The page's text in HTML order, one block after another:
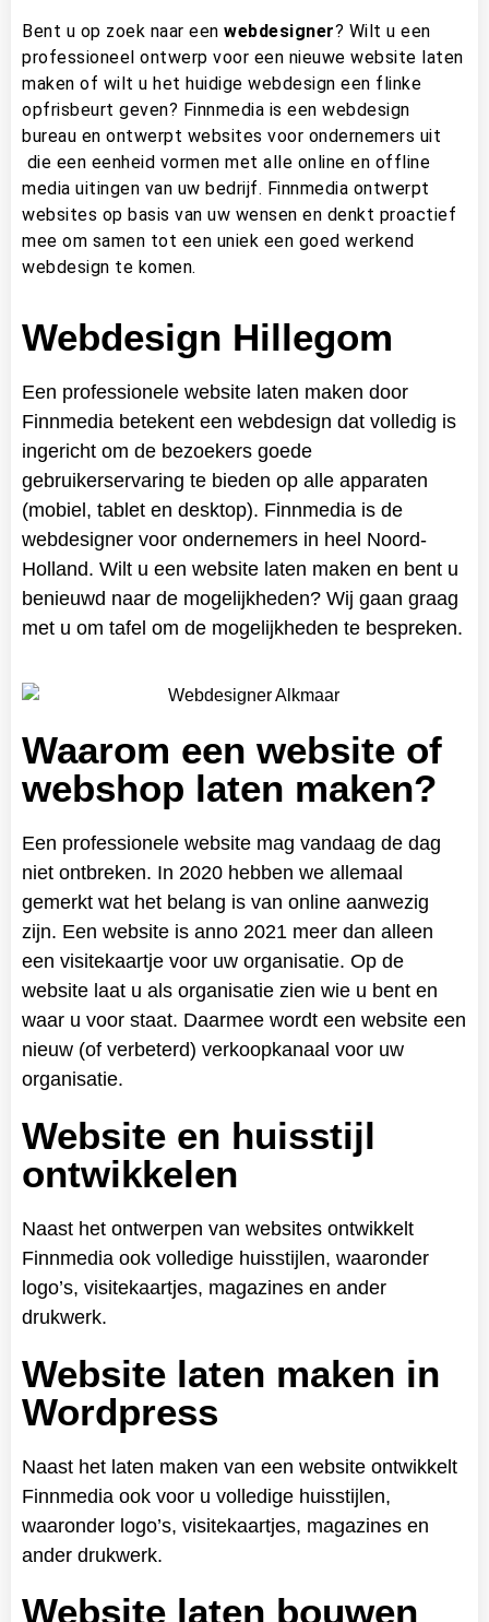
Bent u op zoek naar een webdesigner? Wilt u een
professioneel ontwerp voor een nieuwe website laten
maken of wilt u het huidige webdesign een flinke
opfrisbeurt geven? Finnmedia is een webdesign
bureau en ontwerpt websites voor ondernemers uit
die een eenheid vormen met alle online en offline
media uitingen van uw bedrijf. Finnmedia ontwerpt
websites op basis van uw wensen en denkt proactief
mee om samen tot een uniek een goed werkend
webdesign te komen.
Webdesign Hillegom
Een professionele website laten maken door
Finnmedia betekent een webdesign dat volledig is
ingericht om de bezoekers goede
gebruikerservaring te bieden op alle apparaten
(mobiel, tablet en desktop). Finnmedia is de
webdesigner voor ondernemers in heel Noord-
Holland. Wilt u een website laten maken en bent u
benieuwd naar de mogelijkheden? Wij gaan graag
met u om tafel om de mogelijkheden te bespreken.
Waarom een website of
webshop laten maken?
Een professionele website mag vandaag de dag
niet ontbreken. In 2020 hebben we allemaal
gemerkt wat het belang is van online aanwezig
zijn. Een website is anno 2021 meer dan alleen
een visitekaartje voor uw organisatie. Op de
website laat u als organisatie zien wie u bent en
waar u voor staat. Daarmee wordt een website een
nieuw (of verbeterd) verkoopkanaal voor uw
organisatie.
Website en huisstijl
ontwikkelen
Naast het ontwerpen van websites ontwikkelt
Finnmedia ook volledige huisstijlen, waaronder
logo’s, visitekaartjes, magazines en ander
drukwerk.
Website laten maken in
Wordpress
Naast het laten maken van een website ontwikkelt
Finnmedia ook voor u volledige huisstijlen,
waaronder logo’s, visitekaartjes, magazines en
ander drukwerk.
Website laten bouwen